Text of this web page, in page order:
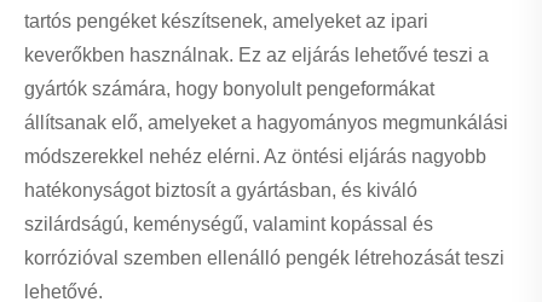
tartós pengéket készítsenek, amelyeket az ipari
keverőkben használnak. Ez az eljárás lehetővé teszi a
gyártók számára, hogy bonyolult pengeformákat
állítsanak elő, amelyeket a hagyományos megmunkálási
módszerekkel nehéz elérni. Az öntési eljárás nagyobb
hatékonyságot biztosít a gyártásban, és kiváló
szilárdságú, keménységű, valamint kopással és
korrózióval szemben ellenálló pengék létrehozását teszi
lehetővé.